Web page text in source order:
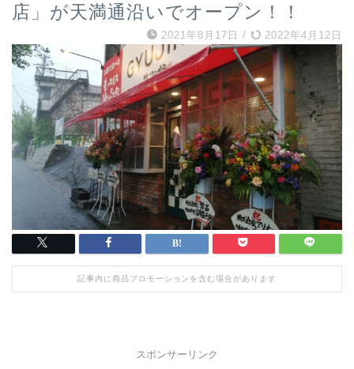
店」が天満通沿いでオープン！！
2021年8月17日 / 2022年4月12日
記事内に商品プロモーションを含む場合があります
スポンサーリンク